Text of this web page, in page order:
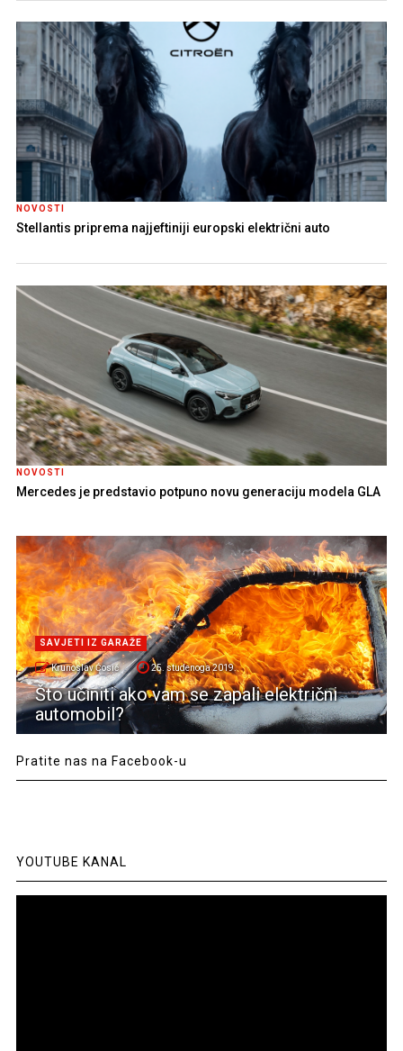
NOVOSTI
Stellantis priprema najjeftiniji europski električni auto
NOVOSTI
Mercedes je predstavio potpuno novu generaciju modela GLA
SAVJETI IZ GARAŽE
Krunoslav Ćosić 25. studenoga 2019.
Što učiniti ako vam se zapali električni
automobil?
Pratite nas na Facebook-u
YOUTUBE KANAL